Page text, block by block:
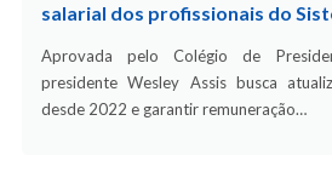
salarial dos profissionais do
Aprovada pelo Colégio de
presidente Wesley Assis busca
desde 2022 e garantir remuneração…